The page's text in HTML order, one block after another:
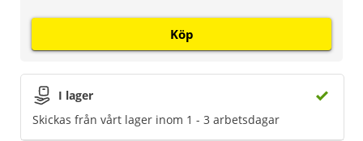
I lager
Skickas från vårt lager inom 1 - 3 arbetsdagar
Köp